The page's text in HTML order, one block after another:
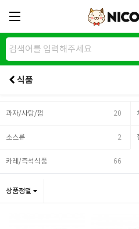
식품
과자/사탕/껌 20
소스류 2
카레/즉석식품 66
상품정렬